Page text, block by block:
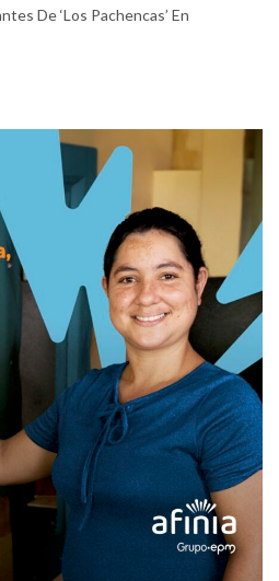
De ‘Los Pachencas’ En